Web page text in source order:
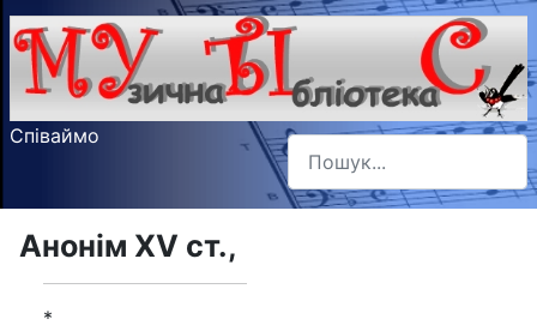
Співаймо Пошук
Type 2 or more characters
Анонім XV ст.,
*